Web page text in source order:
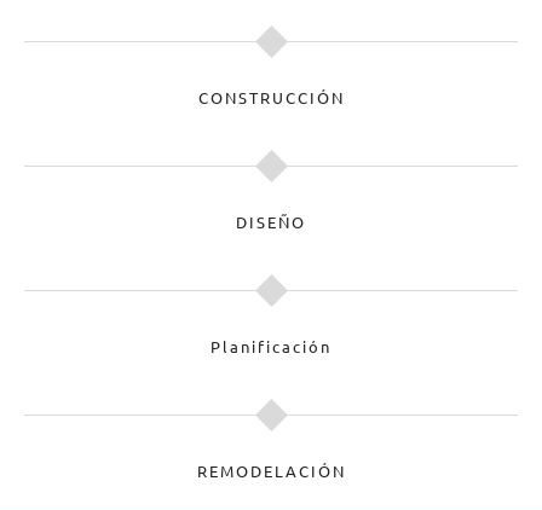
CONSTRUCCIÓN
DISEÑO
Planificación
REMODELACIÓN